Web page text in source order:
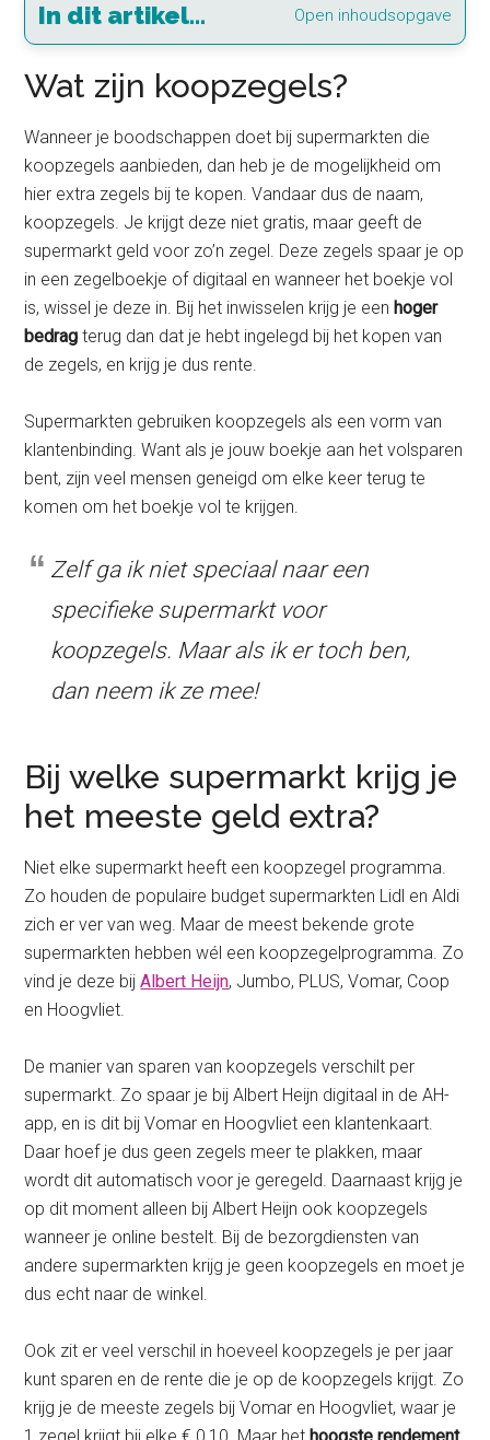
In dit artikel... Open inhoudsopgave
Wat zijn koopzegels?
Wanneer je boodschappen doet bij supermarkten die
koopzegels aanbieden, dan heb je de mogelijkheid om
hier extra zegels bij te kopen. Vandaar dus de naam,
koopzegels. Je krijgt deze niet gratis, maar geeft de
supermarkt geld voor zo’n zegel. Deze zegels spaar je op
in een zegelboekje of digitaal en wanneer het boekje vol
is, wissel je deze in. Bij het inwisselen krijg je een hoger
bedrag terug dan dat je hebt ingelegd bij het kopen van
de zegels, en krijg je dus rente.
Supermarkten gebruiken koopzegels als een vorm van
klantenbinding. Want als je jouw boekje aan het volsparen
bent, zijn veel mensen geneigd om elke keer terug te
komen om het boekje vol te krijgen.
Zelf ga ik niet speciaal naar een
specifieke supermarkt voor
koopzegels. Maar als ik er toch ben,
dan neem ik ze mee!
Bij welke supermarkt krijg je
het meeste geld extra?
Niet elke supermarkt heeft een koopzegel programma.
Zo houden de populaire budget supermarkten Lidl en Aldi
zich er ver van weg. Maar de meest bekende grote
supermarkten hebben wél een koopzegelprogramma. Zo
vind je deze bijAlbert Heijn, Jumbo, PLUS, Vomar, Coop
en Hoogvliet.
De manier van sparen van koopzegels verschilt per
supermarkt. Zo spaar je bij Albert Heijn digitaal in de AH-
app, en is dit bij Vomar en Hoogvliet een klantenkaart.
Daar hoef je dus geen zegels meer te plakken, maar
wordt dit automatisch voor je geregeld. Daarnaast krijg je
op dit moment alleen bij Albert Heijn ook koopzegels
wanneer je online bestelt. Bij de bezorgdiensten van
andere supermarkten krijg je geen koopzegels en moet je
dus echt naar de winkel.
Ook zit er veel verschil in hoeveel koopzegels je per jaar
kunt sparen en de rente die je op de koopzegels krijgt. Zo
krijg je de meeste zegels bij Vomar en Hoogvliet, waar je